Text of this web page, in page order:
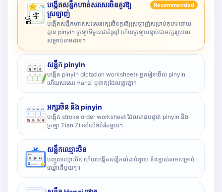
បង្កើតសន្លឹកហាត់សរសេរចិនគួរឱ្យ
ស្រឡាញ់
Recommended
បង្កើតសន្លឹកហាត់សរសេរអក្សរចិនគួរឱ្យស្រឡាញ់សម្រាប់កុមារ ដោយ
គ្មាន pinyin ក្រឡាទីមួយជាគំរូខ្មៅ ហើយក្រឡាបន្ទាប់ជាអក្សរស្រាល
សម្រាប់តាមដាន។
សន្លឹក pinyin
បង្កើត pinyin dictation worksheet៖ អ្នករៀនមើល pinyin
ហើយសរសេរ Hanzi ឬពាក្យដែលត្រូវគ្នា។
អក្សរចិន និង pinyin
បង្កើត stroke order worksheet ដែលមានបន្ទាត់ pinyin និង
ក្រឡា Tian Zi នៅលើទំព័រតែមួយ។
សន្លឹកឈ្មោះចិន
បញ្ចូលឈ្មោះចិន ហើយបង្កើតសន្លឹកលំដាប់ខ្ទាស់ និងខ្ទាស់តាមសម្រាប់
ឈ្មោះនីមួយៗ។